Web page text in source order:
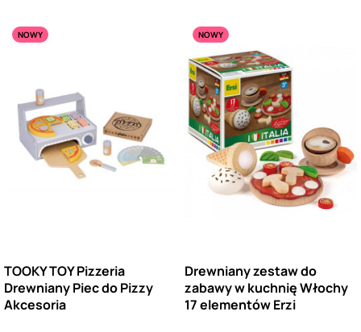
NOWY
TOOKY TOY Pizzeria
Drewniany Piec do Pizzy
Akcesoria
NOWY
Drewniany zestaw do
zabawy w kuchnię Włochy
17 elementów Erzi